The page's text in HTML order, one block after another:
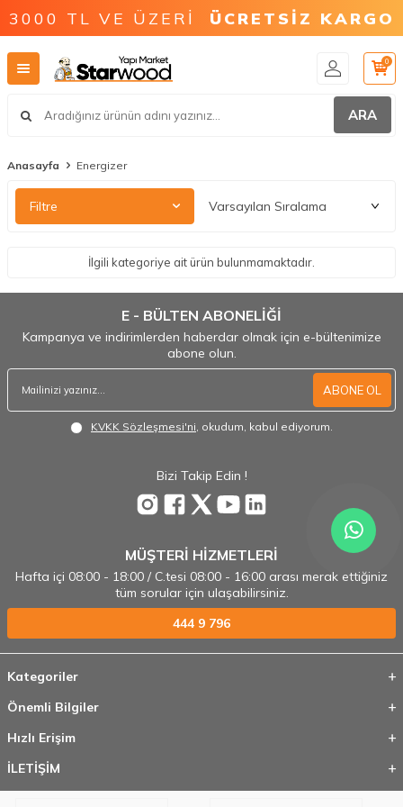
3000 TL VE ÜZERİ ÜCRETSİZ KARGO
ARA
0
Anasayfa Energizer
Filtre
İlgili kategoriye ait ürün bulunmamaktadır.
E - BÜLTEN ABONELİĞİ
Kampanya ve indirimlerden haberdar olmak için e-bültenimize
abone olun.
ABONE OL
KVKK Sözleşmesi'ni, okudum, kabul ediyorum.
Bizi Takip Edin !
MÜŞTERİ HİZMETLERİ
Hafta içi 08:00 - 18:00 / C.tesi 08:00 - 16:00 arası merak ettiğiniz
tüm sorular için ulaşabilirsiniz.
444 9 796
Kategoriler
Önemli Bilgiler
Hızlı Erişim
İLETİŞİM